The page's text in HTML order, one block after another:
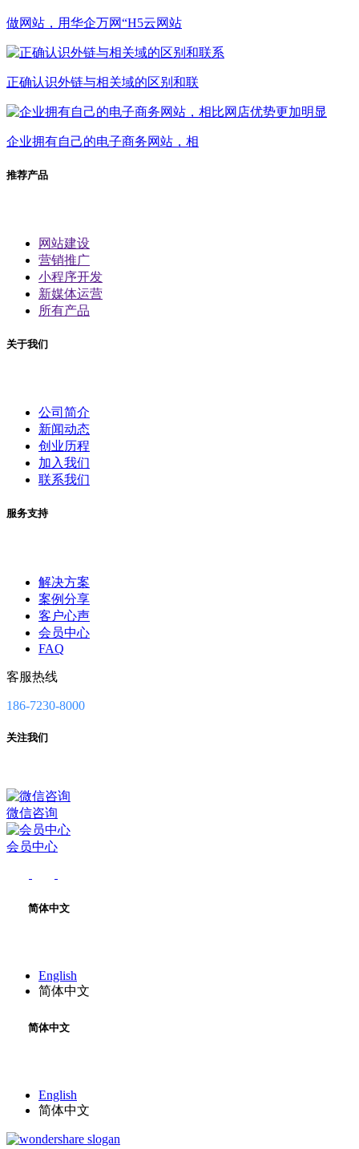
做网站，用华企万网“H5云网站
正确认识外链与相关域的区别和联
企业拥有自己的电子商务网站，相
推荐产品
网站建设
营销推广
小程序开发
新媒体运营
所有产品
关于我们
公司简介
新闻动态
创业历程
加入我们
联系我们
服务支持
解决方案
案例分享
客户心声
会员中心
FAQ
客服热线
186-7230-8000
关注我们
微信咨询
会员中心
简体中文
English
简体中文
简体中文
English
简体中文